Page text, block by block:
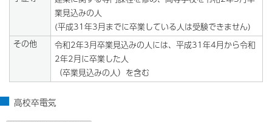
業見込みの人
(平成31年3月までに卒業している人は受験できません)
その他
令和2年3月卒業見込みの人には、平成31年4月から令和
2年2月に卒業した人
（卒業見込みの人）を含む
高校卒電気